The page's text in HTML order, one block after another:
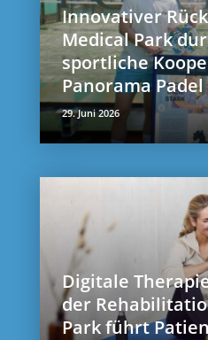
Innovativer
Medical Park
sportliche
Panorama Padel
29. Juni 2026
Digitale
der
Park führt